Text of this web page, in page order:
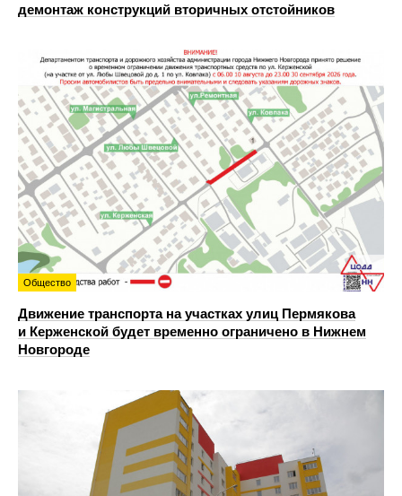
демонтаж конструкций вторичных отстойников
Общество
Движение транспорта на участках улиц Пермякова
и Керженской будет временно ограничено в Нижнем
Новгороде